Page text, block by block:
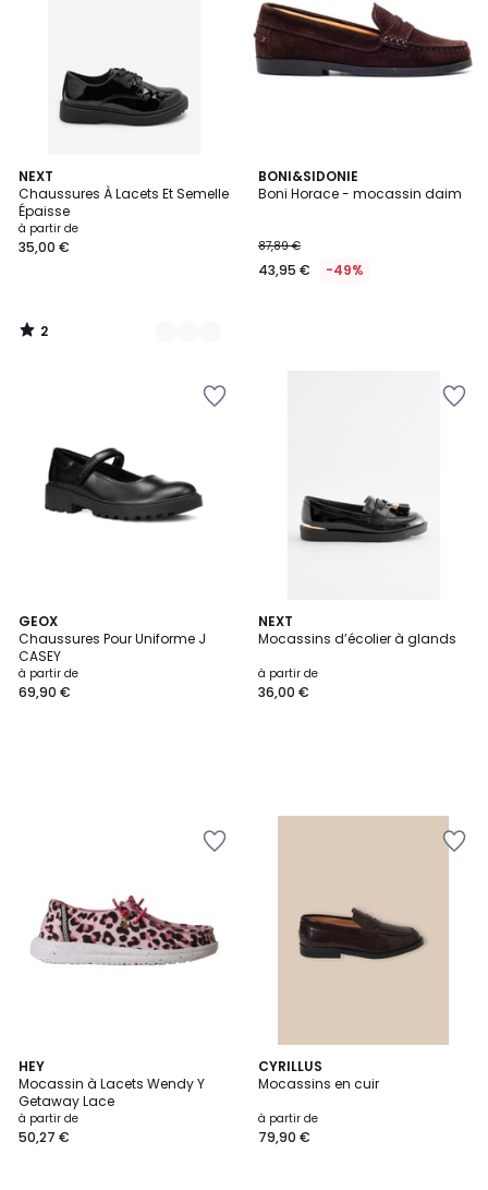
NEXT
Chaussures À Lacets Et Semelle
Épaisse
à partir de
35,00 €
2
/
5
2
Couleurs
2
/
BONI&SIDONIE
Boni Horace - mocassin daim
87,89 €
43,95 € -49%
GEOX
Chaussures Pour Uniforme J
CASEY
à partir de
69,90 €
NEXT
Mocassins d’écolier à glands
à partir de
36,00 €
HEY
Mocassin à Lacets Wendy Y
Getaway Lace
à partir de
50,27 €
CYRILLUS
Mocassins en cuir
à partir de
79,90 €